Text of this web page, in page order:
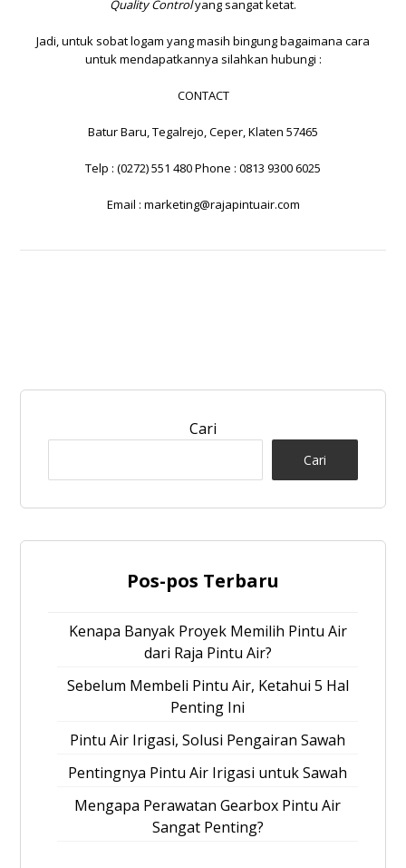
Quality Controlyang sangat ketat.
Jadi, untuk sobat logam yang masih bingung bagaimana cara
untuk mendapatkannya silahkan hubungi :
CONTACT
Batur Baru, Tegalrejo, Ceper, Klaten 57465
Telp : (0272) 551 480 Phone : 0813 9300 6025
Email : marketing@rajapintuair.com
Cari
Cari
Pos-pos Terbaru
Kenapa Banyak Proyek Memilih Pintu Air
dari Raja Pintu Air?
Sebelum Membeli Pintu Air, Ketahui 5 Hal
Penting Ini
Pintu Air Irigasi, Solusi Pengairan Sawah
Pentingnya Pintu Air Irigasi untuk Sawah
Mengapa Perawatan Gearbox Pintu Air
Sangat Penting?